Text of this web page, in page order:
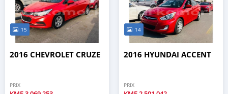
15
2016 CHEVROLET CRUZE
PRIX
14
2016 HYUNDAI ACCENT
PRIX